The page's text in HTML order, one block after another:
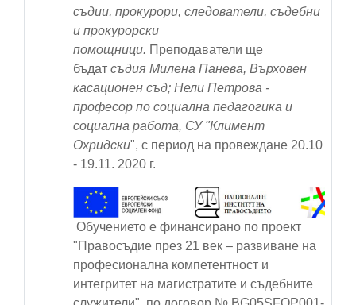
съдии, прокурори, следователи, съдебни
и прокурорски
помощници. Преподаватели ще
бъдат съдия Милена Панева, Върховен
касационен съд; Нели Петрова -
професор по социална педагогика и
социална работа, СУ "Климент
Охридски", с период на провеждане 20.10
- 19.11. 2020 г.
Обучението е финансирано по проект
"Правосъдие през 21 век – развиване на
професионална компетентност и
интегритет на магистратите и съдебните